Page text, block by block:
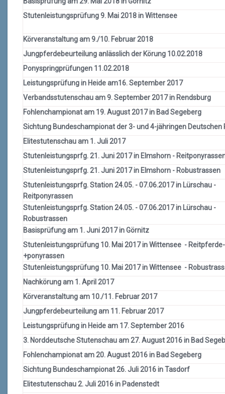
Stutenleistungsprüfung 9. Mai 2018 in Wittensee
Körveranstaltung am 9./10. Februar 2018
Jungpferdebeurteilung anlässlich der Körung 10.02.2018
Ponyspringprüfungen 11.02.2018
Leistungsprüfung in Heide am16. September 2017
Verbandsstutenschau am 9. September 2017 in Rendsburg
Fohlenchampionat am 19. August 2017 in Bad Segeberg
Sichtung Bundeschampionat der 3- und 4-jähringen Deutschen
Elitestutenschau am 1. Juli 2017
Stutenleistungsprfg. 21. Juni 2017 in Elmshorn -
Stutenleistungsprfg. 21. Juni 2017 in Elmshorn - Robustrassen
Stutenleistungsprfg. Station 24.05. - 07.06.2017 in Lürschau -
Reitponyrassen
Stutenleistungsprfg. Station 24.05. - 07.06.2017 in Lürschau -
Robustrassen
Basisprüfung am 1. Juni 2017 in Görnitz
Stutenleistungsprüfung 10. Mai 2017 in Wittensee - Reitpferde-
+ponyrassen
Stutenleistungsprüfung 10. Mai 2017 in Wittensee -
Nachkörung am 1. April 2017
Körveranstaltung am 10./11. Februar 2017
Jungpferdebeurteilung am 11. Februar 2017
Leistungsprüfung in Heide am 17. September 2016
3. Norddeutsche Stutenschau am 27. August 2016 in Bad
Fohlenchampionat am 20. August 2016 in Bad Segeberg
Sichtung Bundeschampionat 26. Juli 2016 in Tasdorf
Elitestutenschau 2. Juli 2016 in Padenstedt